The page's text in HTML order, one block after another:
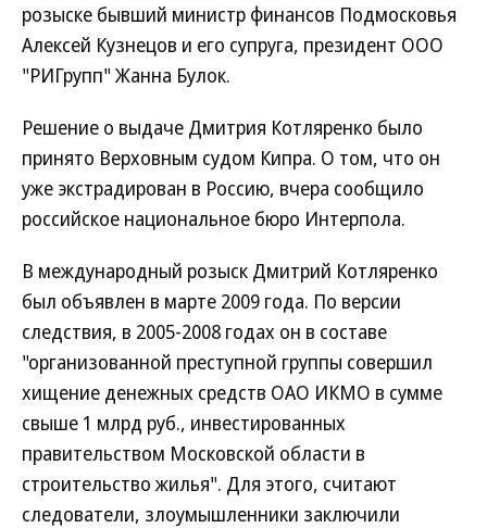
розыске бывший министр финансов Подмосковья
Алексей Кузнецов и его супруга, президент ООО
"РИГрупп" Жанна Булок.
Решение о выдаче Дмитрия Котляренко было
принято Верховным судом Кипра. О том, что он
уже экстрадирован в Россию, вчера сообщило
российское национальное бюро Интерпола.
В международный розыск Дмитрий Котляренко
был объявлен в марте 2009 года. По версии
следствия, в 2005-2008 годах он в составе
"организованной преступной группы совершил
хищение денежных средств ОАО ИКМО в сумме
свыше 1 млрд руб., инвестированных
правительством Московской области в
строительство жилья". Для этого, считают
следователи, злоумышленники заключили